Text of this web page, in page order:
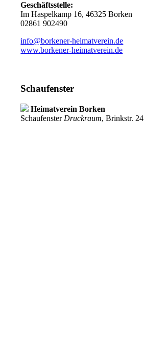
Geschäftsstelle:
Im Haspelkamp 16, 46325 Borken
02861 902490
info@borkener-heimatverein.de
www.borkener-heimatverein.de
Schaufenster
Heimatverein Borken
SchaufensterDruckraum, Brinkstr. 24